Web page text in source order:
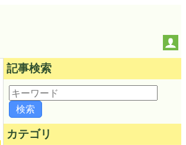
記事検索
カテゴリ